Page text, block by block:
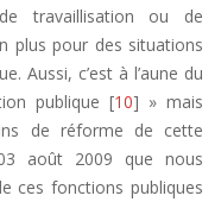
travaillisation ou de
plus pour des situations
Aussi, c’est à l’aune du
publique [10] » mais
de réforme de cette
août 2009 que nous
ces fonctions publiques